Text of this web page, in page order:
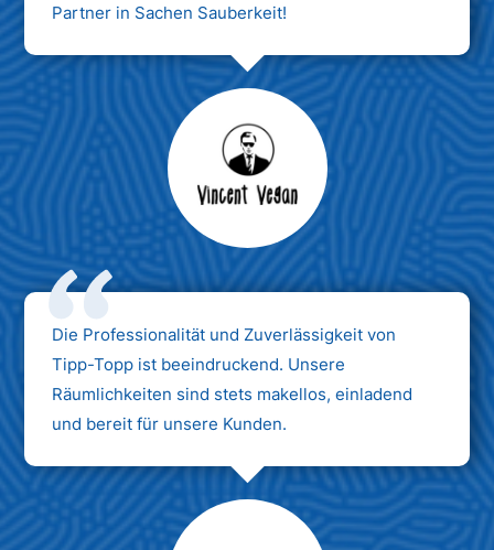
Partner in Sachen Sauberkeit!
Max Mustermann
Unternehmen AG
Die Professionalität und Zuverlässigkeit von
Tipp-Topp ist beeindruckend. Unsere
Räumlichkeiten sind stets makellos, einladend
und bereit für unsere Kunden.